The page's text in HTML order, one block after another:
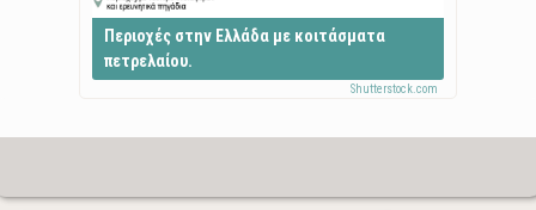
Περιοχές στην Ελλάδα με κοιτάσματα
πετρελαίου.